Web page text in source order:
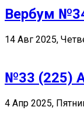
Вербум
14 Авг 2025,
№33 (225)
4 Апр 2025,